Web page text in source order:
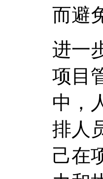
而避
进一
项目
中，
排人
己在